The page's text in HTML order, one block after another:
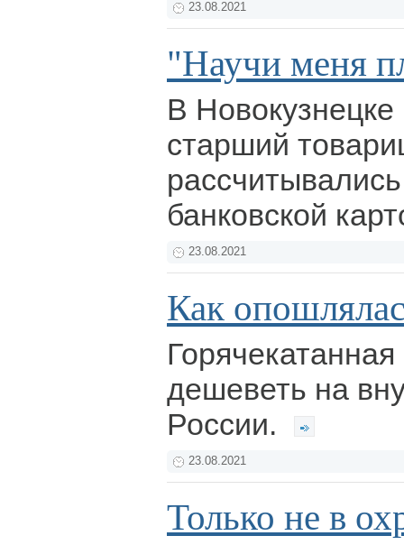
23.08.2021
"Научи меня
В Новокузнецке
старший
банковской
23.08.2021
Как
дешеветь на
России.
23.08.2021
Только не в